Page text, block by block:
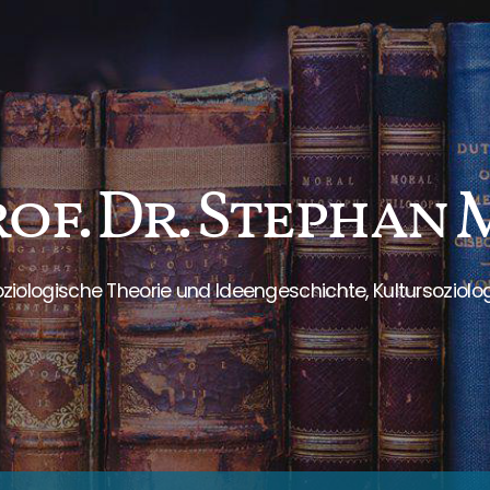
Dr. Stephan
Theorie und Ideengeschichte,